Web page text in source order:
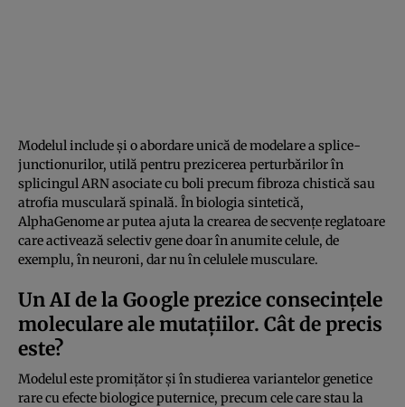
Modelul include și o abordare unică de modelare a splice-
junctionurilor, utilă pentru prezicerea perturbărilor în
splicingul ARN asociate cu boli precum fibroza chistică sau
atrofia musculară spinală. În biologia sintetică,
AlphaGenome ar putea ajuta la crearea de secvențe reglatoare
care activează selectiv gene doar în anumite celule, de
exemplu, în neuroni, dar nu în celulele musculare.
Un AI de la Google prezice consecințele
moleculare ale mutațiilor. Cât de precis
este?
Modelul este promițător și în studierea variantelor genetice
rare cu efecte biologice puternice, precum cele care stau la